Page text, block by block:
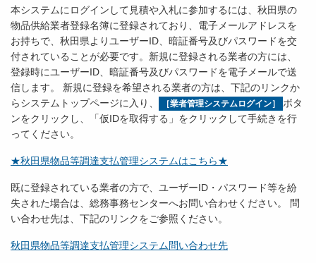
本システムにログインして見積や入札に参加するには、秋田県の
物品供給業者登録名簿に登録されており、電子メールアドレスを
お持ちで、秋田県よりユーザーID、暗証番号及びパスワードを交
付されていることが必要です。新規に登録される業者の方には、
登録時にユーザーID、暗証番号及びパスワードを電子メールで送
信します。 新規に登録を希望される業者の方は、下記のリンクか
らシステムトップページに入り、
［業者管理システムログイン］
ボタ
ンをクリックし、「仮IDを取得する」をクリックして手続きを行
ってください。
★秋田県物品等調達支払管理システムはこちら★
既に登録されている業者の方で、ユーザーID・パスワード等を紛
失された場合は、総務事務センターへお問い合わせください。 問
い合わせ先は、下記のリンクをご参照ください。
秋田県物品等調達支払管理システム問い合わせ先